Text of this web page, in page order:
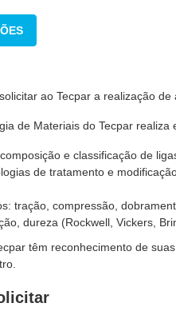
ao Tecpar a realização
de Materiais do Tecpar realiza
e classificação de
de tratamento e
tração, compressão,
dureza (Rockwell, Vickers,
têm reconhecimento de